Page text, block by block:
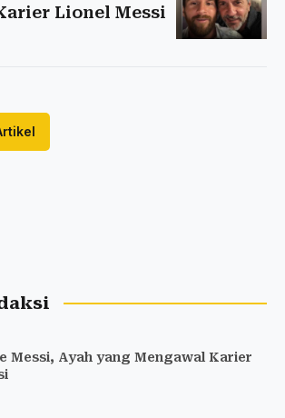
Lionel Messi
Messi, Ayah yang Mengawal Karier